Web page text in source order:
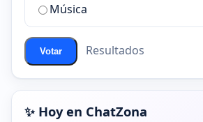
ChatZona?
Música
Votar Resultados
✨ Hoy en ChatZona